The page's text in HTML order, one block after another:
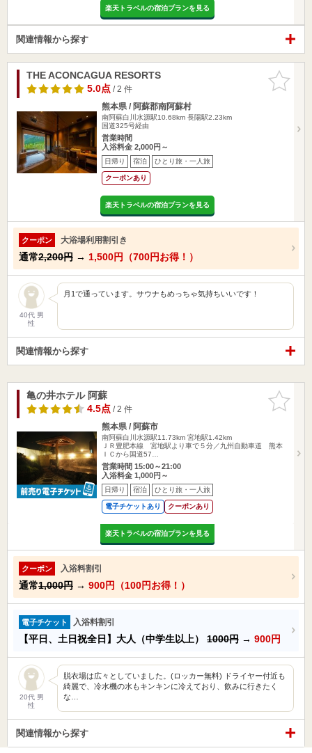
楽天トラベルの宿泊プランを見る
関連情報から探す
お気に入
りに追加
THE ACONCAGUA RESORTS
5.0点/ 2 件
熊本県 / 阿蘇郡南阿蘇村
南阿蘇白川水源駅10.68km 長陽駅2.23km
国道325号経由
営業時間
入浴料金 2,000円～
日帰り 宿泊 ひとり旅・一人旅
クーポンあり
楽天トラベルの宿泊プランを見る
クーポン 大浴場利用割引き
通常2,200円 → 1,500円（700円お得！）
40代 男
性
月1で通っています。サウナもめっちゃ気持ちいいです！
関連情報から探す
お気に入
りに追加
亀の井ホテル 阿蘇
4.5点/ 2 件
熊本県 / 阿蘇市
南阿蘇白川水源駅11.73km 宮地駅1.42km
ＪＲ豊肥本線 宮地駅より車で５分／九州自動車道 熊本
ＩＣから国道57…
営業時間 15:00～21:00
入浴料金 1,000円～
日帰り 宿泊 ひとり旅・一人旅
電子チケットあり クーポンあり
楽天トラベルの宿泊プランを見る
クーポン 入浴料割引
通常1,000円 → 900円（100円お得！）
電子チケット 入浴料割引
【平日、土日祝全日】大人（中学生以上） 1000円 → 900円
20代 男
性
脱衣場は広々としていました。(ロッカー無料) ドライヤー付近も
綺麗で、冷水機の水もキンキンに冷えており、飲みに行きたく
な…
関連情報から探す